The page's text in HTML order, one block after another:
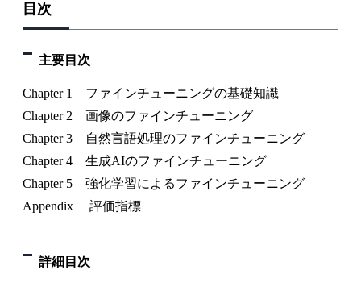
目次
主要目次
Chapter 1 ファインチューニングの基礎知識
Chapter 2 画像のファインチューニング
Chapter 3 自然言語処理のファインチューニング
Chapter 4 生成AIのファインチューニング
Chapter 5 強化学習によるファインチューニング
Appendix 評価指標
詳細目次